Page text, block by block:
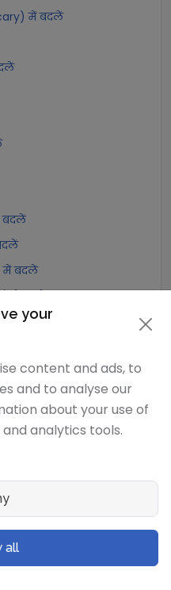
में बदलें
बदलें
में बदलें
में बदलें
में बदलें
बदलें
में बदलें
your
content and ads, to
and to analyse our
about your use of
analytics tools.
all